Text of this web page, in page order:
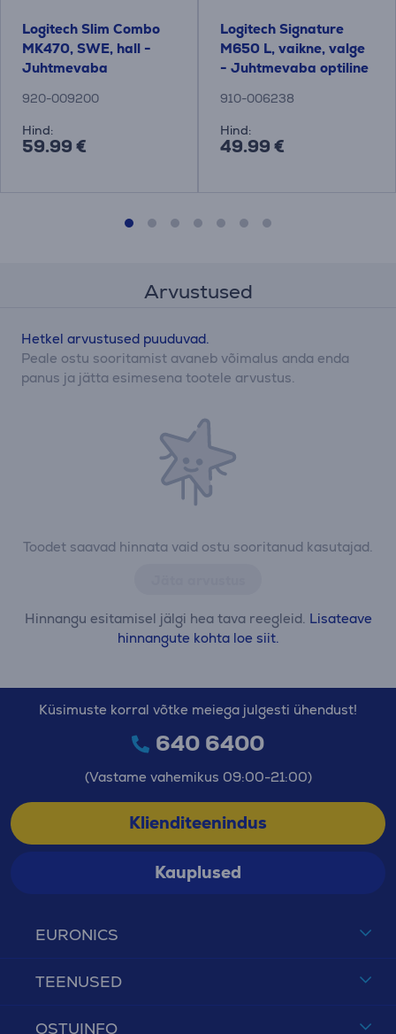
Logitech Slim Combo
MK470, SWE, hall -
Juhtmevaba
920-009200
Hind:
59.99 €
Logitech Signature
M650 L, vaikne, valge
- Juhtmevaba optiline
910-006238
Hind:
49.99 €
Arvustused
Toodet saavad hinnata vaid ostu sooritanud kasutajad.
Hinnangu esitamisel jälgi hea tava reegleid. Lisateave
hinnangute kohta loe siit.
Hetkel arvustused puuduvad.
Peale ostu sooritamist avaneb võimalus anda enda
panus ja jätta esimesena tootele arvustus.
EURONICS
TEENUSED
OSTUINFO
Küsimuste korral võtke meiega julgesti ühendust!
640 6400
(Vastame vahemikus 09:00-21:00)
Klienditeenindus
Kauplused